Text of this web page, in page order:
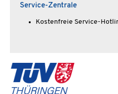
Service-Zentrale
Kostenfreie Service-